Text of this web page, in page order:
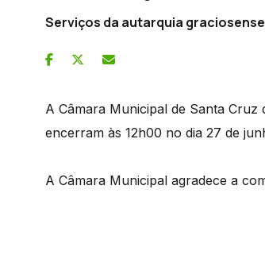
Serviços da autarquia
A Câmara Municipal de Santa
encerram às 12h00 no dia 27 de
A Câmara Municipal agradece a